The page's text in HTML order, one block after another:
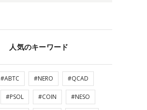
人気のキーワード
#ABTC #NERO #QCAD
#PSOL #COIN #NESO